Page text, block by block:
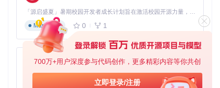
700万+用户深度参与代码创作，更多精彩内容等你共创
立即登录/注册
「源启盛夏」暑期校园开发者成长计划旨在激活校园开源力量，通过积分激励、认证扶持、资源倾斜等形式，引导高校组织和开发者完成「入驻 — 建项目 — 做贡献 — 获认证 — 得资源」的完整闭环。无论你是想带领社团入驻平台的组织者，还是希望用代码贡献证明自己的开发者，都能在这里找到属于你的成长路径。
Markdown
0 1
py-xiaozhi
基于Python的Xiaozhi AI，适用于想要完整Xiaozhi体验而无需拥有专用硬件的用户。